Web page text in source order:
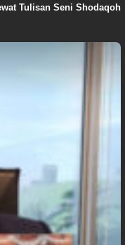
Tulisan Seni Shodaqoh